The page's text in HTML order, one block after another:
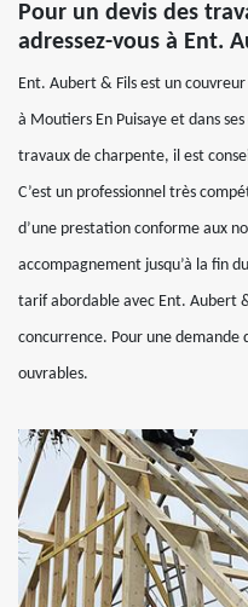
Pour un devis des
adressez-vous à Ent.
Ent. Aubert & Fils est un
à Moutiers En Puisaye et dans
travaux de charpente, il est
C’est un professionnel très
d’une prestation conforme aux
accompagnement jusqu’à la fin
tarif abordable avec Ent. Aubert
concurrence. Pour une demande
ouvrables.